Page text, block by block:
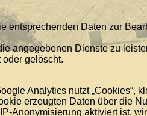
entsprechenden Daten zur
angegebenen Dienste zu
gelöscht.
Analytics nutzt „Cookies“,
erzeugten Daten über die
Anonymisierung aktiviert ist,